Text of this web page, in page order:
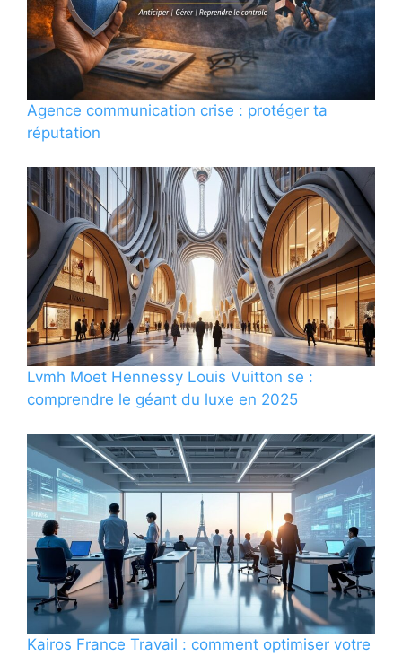
Agence communication crise : protéger ta
réputation
Lvmh Moet Hennessy Louis Vuitton se :
comprendre le géant du luxe en 2025
Kairos France Travail : comment optimiser votre